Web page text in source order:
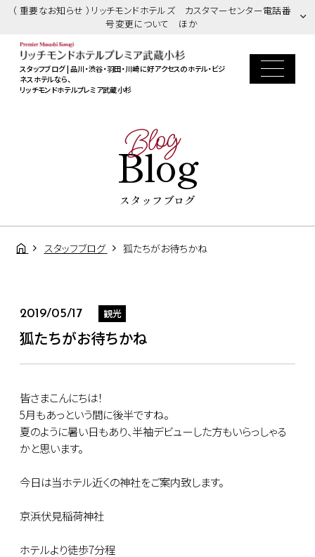
（ 重要なお知らせ ）リッチモンドホテルズ カスタマーセンター電話番
号変更について ほか
スタッフブログ | 品川・渋谷・羽田・川崎に好アクセスのホテル・ビジ
ネスホテルなら、
リッチモンドホテルプレミア武蔵小杉
Blog
Blog
スタッフブログ
スタッフブログ 狐たちがお待ちかね
2019/05/17 観光
狐たちがお待ちかね
皆さまこんにちは！
5月もあっという間に後半ですね。
夏のように暑い日もあり、半袖デビューした方もいらっしゃる
かと思います。
今日は当ホテル近くの神社をご案内致します。
京浜伏見稲荷神社
ホテルより徒歩7分程